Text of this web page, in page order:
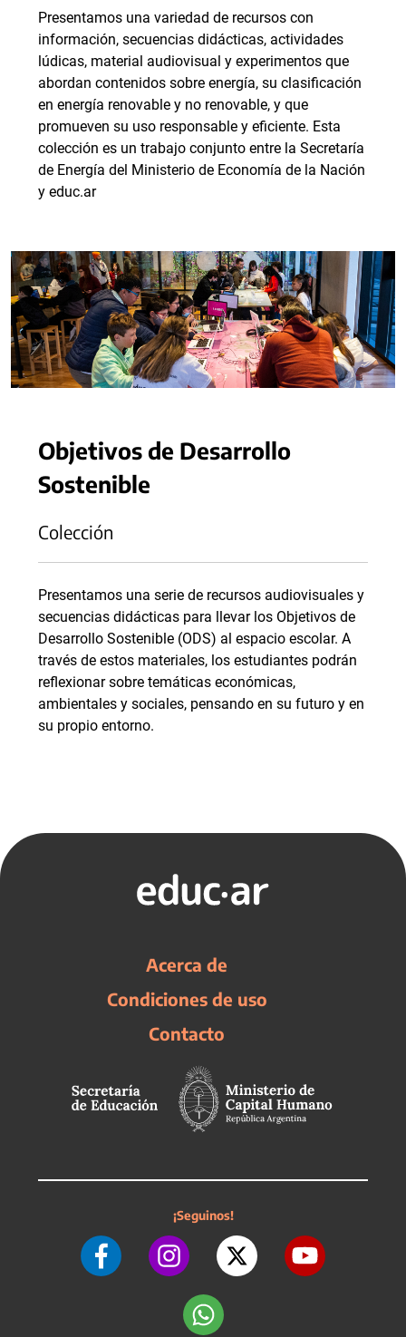
Presentamos una variedad de recursos con
información, secuencias didácticas, actividades
lúdicas, material audiovisual y experimentos que
abordan contenidos sobre energía, su clasificación
en energía renovable y no renovable, y que
promueven su uso responsable y eficiente. Esta
colección es un trabajo conjunto entre la Secretaría
de Energía del Ministerio de Economía de la Nación
y educ.ar
Objetivos de Desarrollo
Sostenible
Colección
Presentamos una serie de recursos audiovisuales y
secuencias didácticas para llevar los Objetivos de
Desarrollo Sostenible (ODS) al espacio escolar. A
través de estos materiales, los estudiantes podrán
reflexionar sobre temáticas económicas,
ambientales y sociales, pensando en su futuro y en
su propio entorno.
Acerca de
Condiciones de uso
Contacto
¡Seguinos!